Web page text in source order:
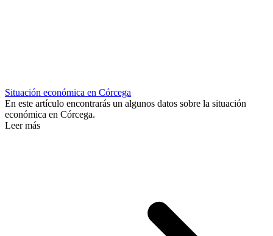
Situación económica en Córcega
En este artículo encontrarás un algunos datos sobre la situación
económica en Córcega.
Leer más